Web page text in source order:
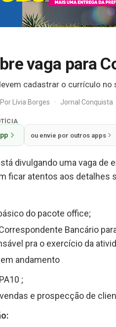
vaga para
cadastrar o currículo no
PorLívia Borges · Jornal Conquista
ou envie por outros apps
divulgando uma vaga de
ficar atentos aos detalhes
do pacote office;
Bancário
pra o exercício da
andamento
;
e prospecção de